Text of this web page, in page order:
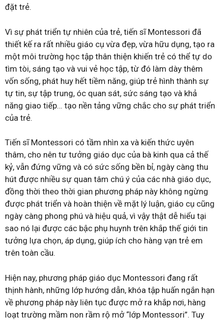
đặt trẻ.
Vì sự phát triển tự nhiên của trẻ, tiến sĩ Montessori đã
thiết kế ra rất nhiều giáo cụ vừa đẹp, vừa hữu dụng, tạo ra
một môi trường học tập thân thiện khiến trẻ có thể tự do
tìm tòi, sáng tạo và vui vẻ học tập, từ đó làm dày thêm
vốn sống, phát huy hết tiềm năng, giúp trẻ hình thành sự
tự tin, sự tập trung, óc quan sát, sức sáng tạo và khả
năng giao tiếp… tạo nền tảng vững chắc cho sự phát triển
của trẻ.
Tiến sĩ Montessori có tầm nhìn xa và kiến thức uyên
thâm, cho nên tư tưởng giáo dục của bà kinh qua cả thế
kỷ, vẫn đứng vững và có sức sống bền bỉ, ngày càng thu
hút được nhiều sự quan tâm chú ý của các nhà giáo dục,
đồng thời theo thời gian phương pháp này không ngừng
được phát triển và hoàn thiện về mặt lý luận, giáo cụ cũng
ngày càng phong phú và hiệu quả, vì vậy thật dễ hiểu tại
sao nó lại được các bậc phụ huynh trên khắp thế giới tin
tưởng lựa chọn, áp dụng, giúp ích cho hàng vạn trẻ em
trên toàn cầu.
Hiện nay, phương pháp giáo dục Montessori đang rất
thịnh hành, những lớp hướng dẫn, khóa tập huấn ngắn hạn
về phương pháp này liên tục được mở ra khắp nơi, hàng
loạt trường mầm non rầm rộ mở “lớp Montessori”. Tuy